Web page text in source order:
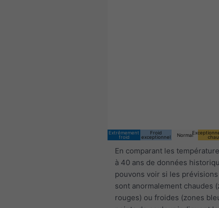
Extrêmement
froid
Froid
exceptionnel
Normal
En comparant les
à 40 ans de données
pouvons voir si les
sont anormalement chaudes
rouges) ou froides (zones